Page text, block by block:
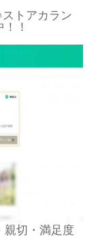
トアカラン
！
親切・満足度